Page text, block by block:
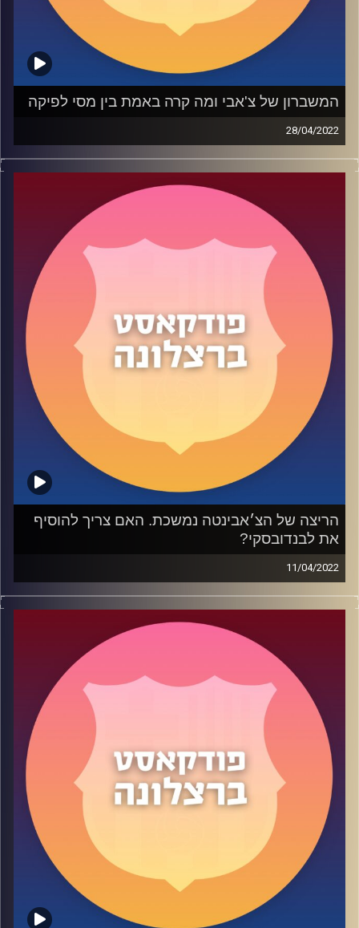
המשברון של צ'אבי ומה קרה באמת בין מסי לפיקה
28/04/2022
בפרק 44 של הפודקאסט שלנו עסקנו במשברון של צ'אבי
בברצלונה ומה אפשר לעשות כדי לפתור אותו. כמיטב המסורת
דיברנו גם על הסטטוס של הרכש האפשרי ובחלק האחרון שי
שיתף אותנו במה שקרה בין מסי לפיקה.
תהנו ️:)
קרדיט תמונות:
הריצה של הצ׳אבינטה נמשכת. האם צריך להוסיף
את לבנדובסקי?
11/04/2022
בפרק 43 דיברנו בהרחבה על הריצה האחרונה של הקבוצה של
צ'אבי עם ניתוח טקטי למשחקים נגד פרנקפורט ולבאנטה.
בחלק השני דיברנו על השם העולה של לבנדובסקי, האם הוא
האלטרנטיבה הנכונה להלאנד, האם בארסה צריכה אותו?
קרדיט תמונות: